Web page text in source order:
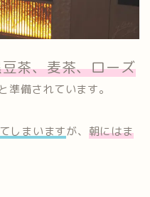
茶、麦茶、ローズ
準備されています。
しまいますが、 朝にはま